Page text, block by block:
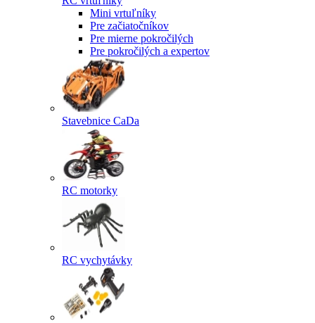
Mini vrtuľníky
Pre začiatočníkov
Pre mierne pokročilých
Pre pokročilých a expertov
Stavebnice CaDa
RC motorky
RC vychytávky